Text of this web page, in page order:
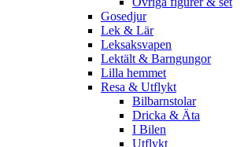
Gosedjur
Lek & Lär
Leksaksvapen
Lektält & Barngungor
Lilla hemmet
Resa & Utflykt
Bilbarnstolar
Dricka & Äta
I Bilen
Utflykt